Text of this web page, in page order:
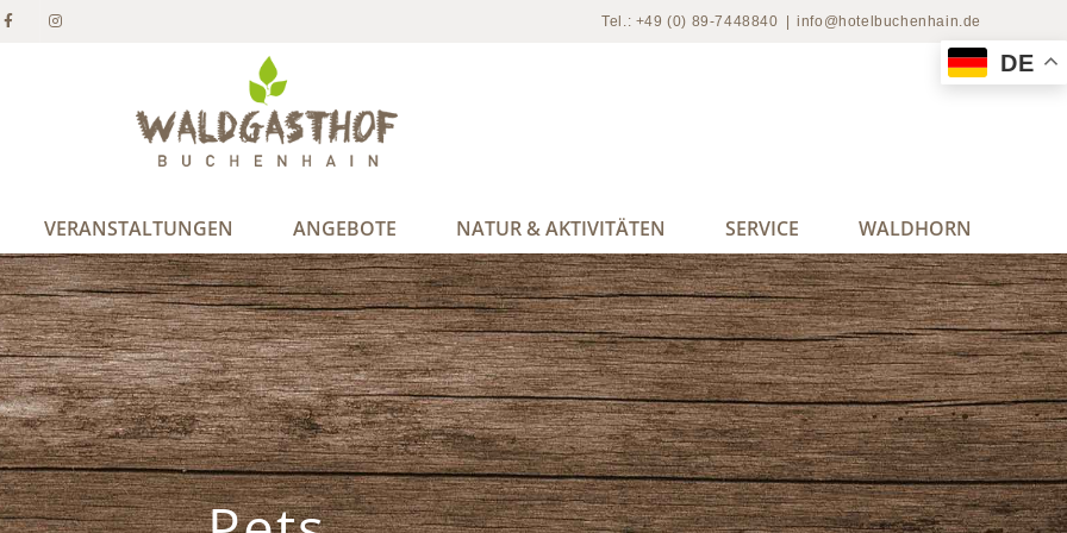
Tel.: +49 (0) 89-7448840 info@hotelbuchenhain.de
VERANSTALTUNGEN ANGEBOTE NATUR & AKTIVITÄTEN SERVICE WALDHORN
DE